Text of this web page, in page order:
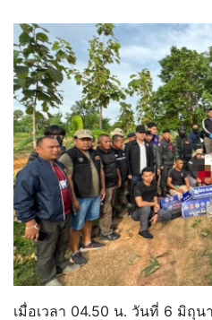
เมื่อเวลา 04.50 น. วันที่ 6 มิถุ